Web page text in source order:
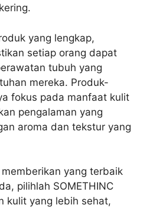
yang lengkap,
setiap orang dapat
tubuh yang
mereka. Produk-
fokus pada manfaat kulit
pengalaman yang
aroma dan tekstur yang
yang terbaik
pilihlah SOMETHINC
kulit yang lebih sehat,